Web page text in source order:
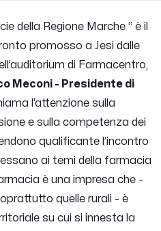
della Regione Marche “ è il
promosso a Jesi dalle
di Farmacentro,
Meconi - Presidente di
l’attenzione sulla
e sulla competenza dei
qualificante l’incontro
ai temi della farmacia
è una impresa che -
quelle rurali - è
su cui si innesta la